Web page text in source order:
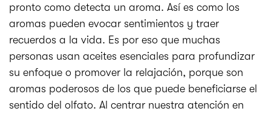
pronto como detecta un aroma. Así es como los
aromas pueden evocar sentimientos y traer
recuerdos a la vida. Es por eso que muchas
personas usan aceites esenciales para profundizar
su enfoque o promover la relajación, porque son
aromas poderosos de los que puede beneficiarse el
sentido del olfato. Al centrar nuestra atención en